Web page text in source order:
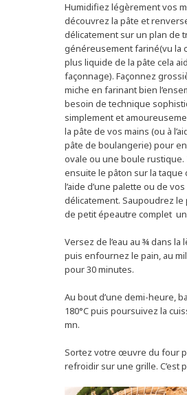
Humidifiez légèrement vos
découvrez la pâte et
délicatement sur un plan de
généreusement fariné(vu la
plus liquide de la pâte cela
façonnage). Façonnez
miche en farinant bien
besoin de technique
simplement et
la pâte de vos mains (ou à
pâte de boulangerie) pour
ovale ou une boule
ensuite le pâton sur la taque
l’aide d’une palette ou de
délicatement. Saupoudrez le
de petit épeautre complet
Versez de l’eau au ¾ dans la
puis enfournez le pain, au
pour 30 minutes.
Au bout d’une demi-heure,
180°C puis poursuivez la
mn.
Sortez votre œuvre du four
refroidir sur une grille. C’est